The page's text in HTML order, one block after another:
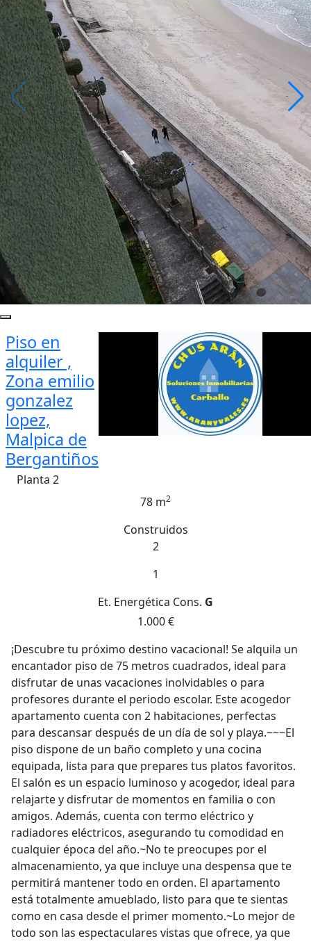
Piso en
alquiler ,
Zona emilio
gonzalez
lopez,
Malpica de
Bergantiños
Planta 2
78 m2
Construidos
2
1
Et. Energética Cons. G
1.000 €
¡Descubre tu próximo destino vacacional! Se alquila un
encantador piso de 75 metros cuadrados, ideal para
disfrutar de unas vacaciones inolvidables o para
profesores durante el periodo escolar. Este acogedor
apartamento cuenta con 2 habitaciones, perfectas
para descansar después de un día de sol y playa.~~~El
piso dispone de un baño completo y una cocina
equipada, lista para que prepares tus platos favoritos.
El salón es un espacio luminoso y acogedor, ideal para
relajarte y disfrutar de momentos en familia o con
amigos. Además, cuenta con termo eléctrico y
radiadores eléctricos, asegurando tu comodidad en
cualquier época del año.~No te preocupes por el
almacenamiento, ya que incluye una despensa que te
permitirá mantener todo en orden. El apartamento
está totalmente amueblado, listo para que te sientas
como en casa desde el primer momento.~Lo mejor de
todo son las espectaculares vistas que ofrece, ya que